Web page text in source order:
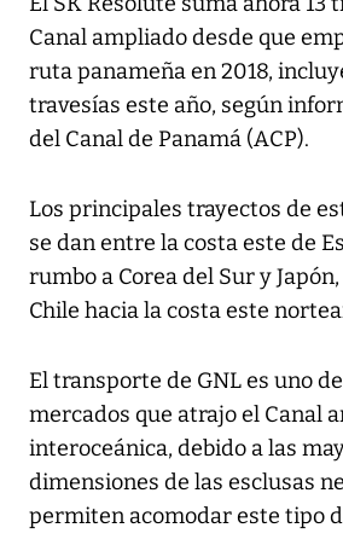
Canal ampliado desde que
ruta panameña en 2018,
travesías este año, según
del Canal de Panamá (ACP).
Los principales trayectos de
se dan entre la costa este de
rumbo a Corea del Sur y
Chile hacia la costa este
El transporte de GNL es uno
mercados que atrajo el Canal
interoceánica, debido a las
dimensiones de las esclusas
permiten acomodar este tipo